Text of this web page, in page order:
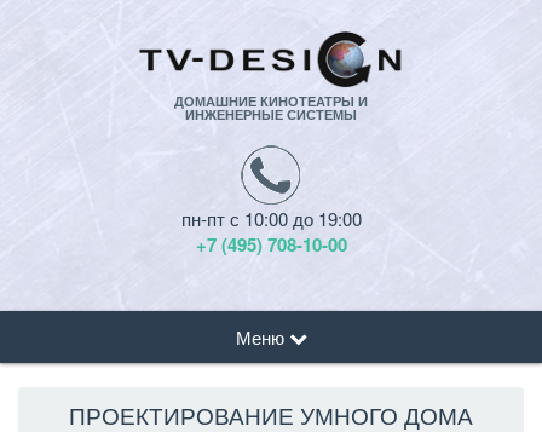
ДОМАШНИЕ КИНОТЕАТРЫ И
ИНЖЕНЕРНЫЕ СИСТЕМЫ
пн-пт с 10:00 до 19:00
+7 (495) 708-10-00
Меню
ПРОЕКТИРОВАНИЕ УМНОГО ДОМА